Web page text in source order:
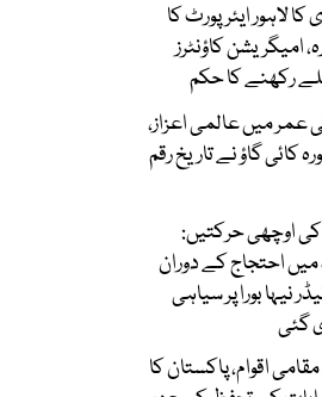
لاہور ایئرپورٹ کا
امیگریشن کاؤنٹرز
رکھنے کا حکم
عمر میں عالمی اعزاز،
کائی گاؤ نے تاریخ رقم
اوچھی حرکتیں:
احتجاج کے دوران
نیہا بورا پر سیاہی
گئی
اقوام، پاکستان کا